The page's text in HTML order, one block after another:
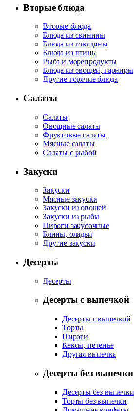
Вторые блюда
Вторые блюда
Блюда из свинины
Блюда из говядины
Блюда из птицы
Рыба и морепродукты
Блюда из овощей, гарниры
Другие горячие блюда
Салаты
Салаты
Овощные салаты
Фруктовые салаты
Мясные салаты
Салаты с рыбой
Закуски
Закуски
Мясные закуски
Закуски из овощей
Закуски из рыбы
Пироги закусочные
Блины, оладьи
Другие закуски
Десерты
Десерты
Десерты с выпечкой
Десерты с выпечкой
Торты
Пироги
Кексы, печенье
Другая выпечка
Десерты без выпечки
Десерты без выпечки
Торты без выпечки